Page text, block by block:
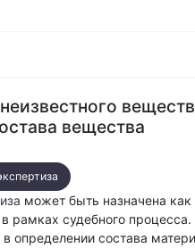
вещества
может быть назначена
в рамках судебного
определении состава